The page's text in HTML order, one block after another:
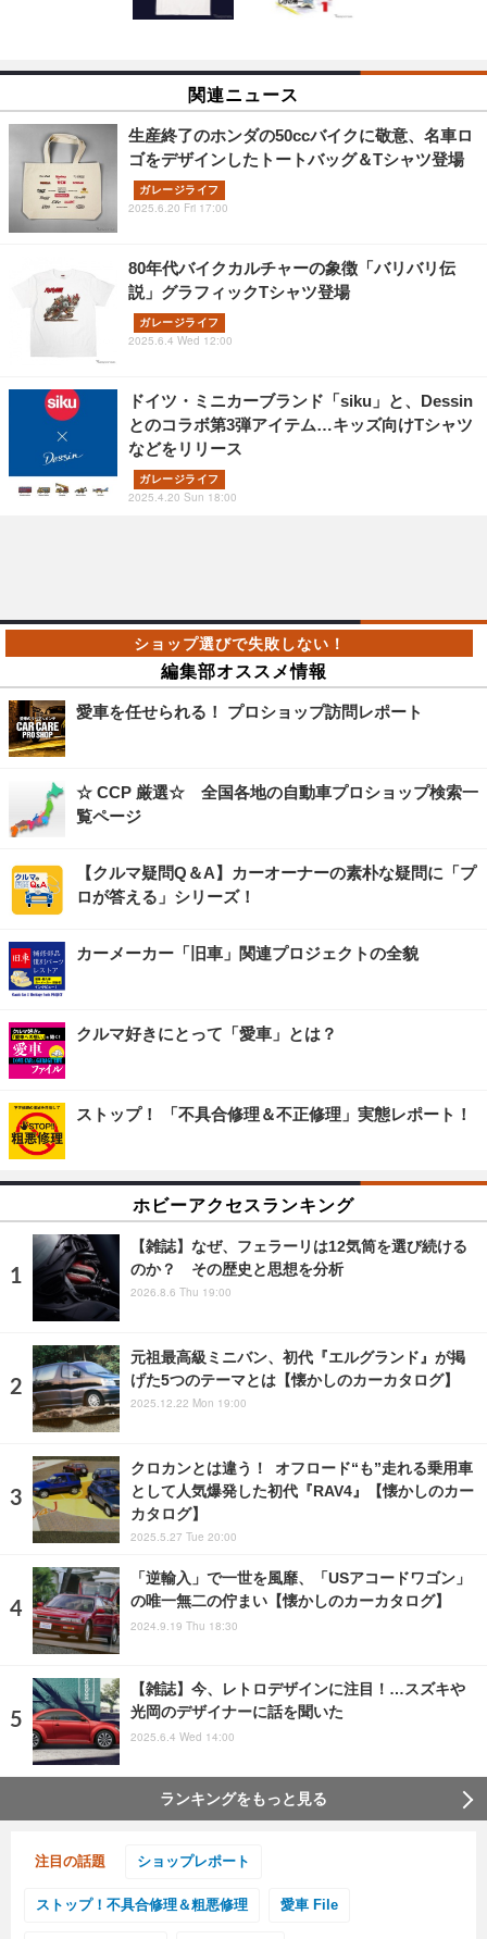
関連ニュース
生産終了のホンダの50ccバイクに敬意、名車ロ
ゴをデザインしたトートバッグ＆Tシャツ登場
ガレージライフ
2025.6.20 Fri 17:00
80年代バイクカルチャーの象徴「バリバリ伝
説」グラフィックTシャツ登場
ガレージライフ
2025.6.4 Wed 12:00
ドイツ・ミニカーブランド「siku」と、Dessin
とのコラボ第3弾アイテム…キッズ向けTシャツ
などをリリース
ガレージライフ
2025.4.20 Sun 18:00
編集部オススメ情報
愛車を任せられる！ プロショップ訪問レポート
☆ CCP 厳選☆ 全国各地の自動車プロショップ検索一
覧ページ
【クルマ疑問Q＆A】カーオーナーの素朴な疑問に「プ
ロが答える」シリーズ！
カーメーカー「旧車」関連プロジェクトの全貌
クルマ好きにとって「愛車」とは？
ストップ！ 「不具合修理＆不正修理」実態レポート！
ホビーアクセスランキング
【雑誌】なぜ、フェラーリは12気筒を選び続ける
のか？ その歴史と思想を分析
2026.8.6 Thu 19:00
元祖最高級ミニバン、初代『エルグランド』が掲
げた5つのテーマとは【懐かしのカーカタログ】
2025.12.22 Mon 19:00
クロカンとは違う！ オフロード“も”走れる乗用車
として人気爆発した初代『RAV4』【懐かしのカー
カタログ】
2025.5.27 Tue 20:00
「逆輸入」で一世を風靡、「USアコードワゴン」
の唯一無二の佇まい【懐かしのカーカタログ】
2024.9.19 Thu 18:30
【雑誌】今、レトロデザインに注目！…スズキや
光岡のデザイナーに話を聞いた
2025.6.4 Wed 14:00
ランキングをもっと見る
注目の話題 ショップレポート
ストップ！不具合修理＆粗悪修理 愛車 File